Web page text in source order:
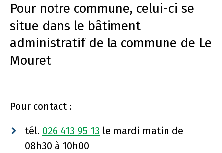
Pour notre commune, celui-ci se
situe dans le bâtiment
administratif de la commune de Le
Mouret
Pour contact :
tél. 026 413 95 13 le mardi matin de
08h30 à 10h00